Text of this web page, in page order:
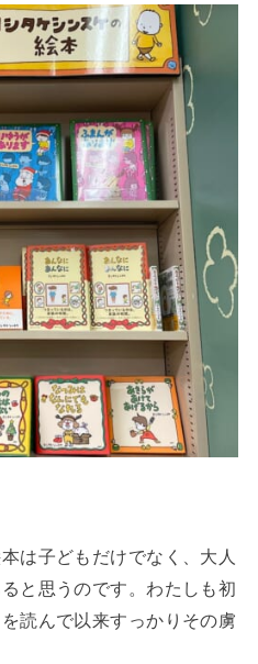
は子どもだけでなく、大人
と思うのです。わたしも初
読んで以来すっかりその虜